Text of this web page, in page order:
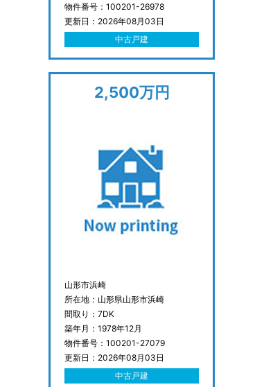
物件番号：100201-26978
更新日：2026年08月03日
中古戸建
2,500万円
山形市浜崎
所在地：山形県山形市浜崎
間取り：7DK
築年月：1978年12月
物件番号：100201-27079
更新日：2026年08月03日
中古戸建